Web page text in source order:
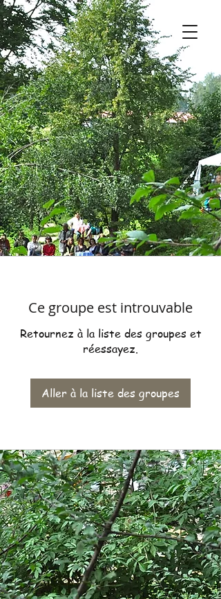
Ce groupe est introuvable
Retournez à la liste des groupes et
réessayez.
Aller à la liste des groupes